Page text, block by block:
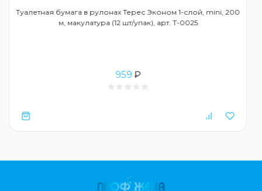
Туалетная бумага в рулонах Терес Эконом 1-слой, mini, 200
м, макулатура (12 шт/упак), арт. Т-0025
959₽